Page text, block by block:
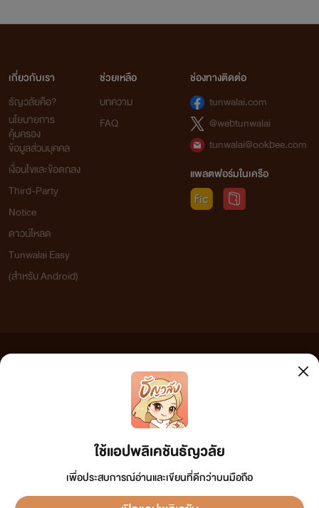
ใช้แอปพลิเคชันธัญวลัย
เพื่อประสบการณ์อ่านและเขียนที่ดีกว่าบนมือถือ
เกี่ยวกับเรา
ธัญวลัยคือ?
นโยบายการ
คุ้มครอง
ข้อมูลส่วนบุคคล
เงื่อนไขและข้อตกลง
Third-Party
Notice
ดาวน์โหลด
Tunwalai Easy
(สำหรับ Android)
ช่วยเหลือ
บทความ
FAQ
ช่องทางติดต่อ
tunwalai.com
@webtunwalai
tunwalai@ookbee.com
แพลตฟอร์มในเครือ
เว็บไซต์แห่งนี้ไม่ได้เห็นด้วยและไม่ขอรับผิดชอบต่อข้อความใดๆ ทั้งสิ้น ดังนั้นผู้อ่านทุกท่านโปรดใช้
วิจารณญาณในการกลั่นกรองด้วยตนเอง และหากท่านพบข้อความใดๆ ที่ขัดต่อกฎหมายและศีลธรรม
กรุณาแจ้งมาที่ tunwalai@ookbee.com เพื่อทีมงานจะได้ดำเนินการในทันที ทั้งนี้ ทางเว็บไซต์ขอสงวน
ลิขสิทธิ์ตามพระราชบัญญัติลิขสิทธิ์ (ฉบับเพิ่มเติม) พ.ศ.2558